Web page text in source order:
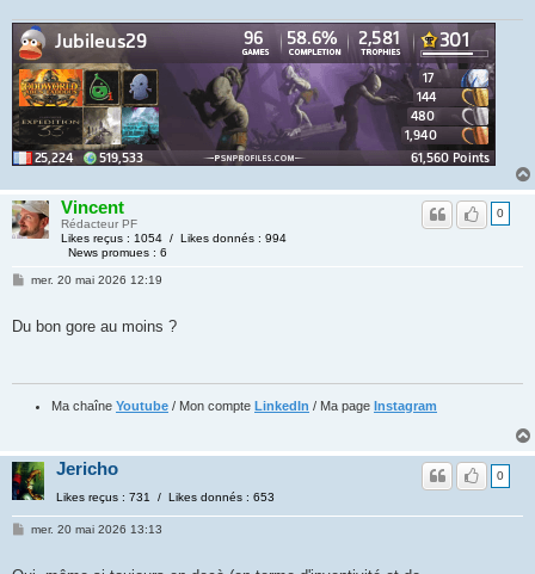
Vincent
Rédacteur PF
Likes reçus : 1054 / Likes donnés : 994
News promues : 6
0
mer. 20 mai 2026 12:19
Du bon gore au moins ?
Ma chaîne Youtube / Mon compte LinkedIn / Ma page Instagram
Jericho
Likes reçus : 731 / Likes donnés : 653
0
mer. 20 mai 2026 13:13